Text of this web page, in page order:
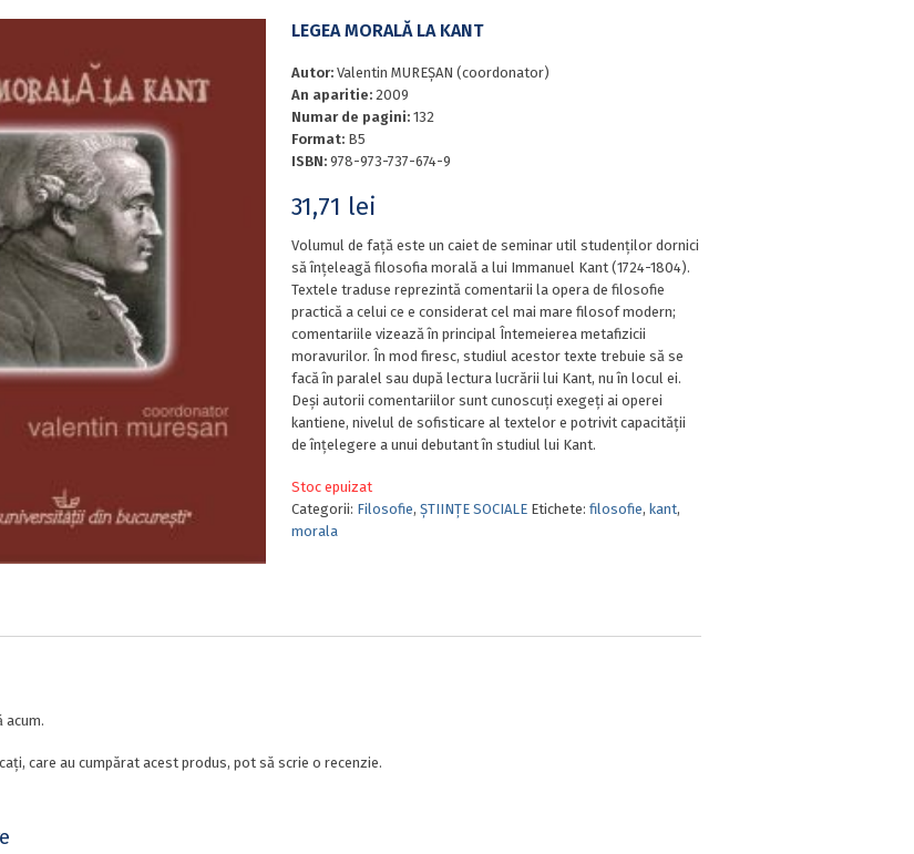
LEGEA MORALĂ LA KANT
Autor: Valentin MUREȘAN (coordonator)
An aparitie: 2009
Numar de pagini: 132
Format: B5
ISBN: 978-973-737-674-9
31,71 lei
Volumul de față este un caiet de seminar util studenților dornici
să înțeleagă filosofia morală a lui Immanuel Kant (1724-1804).
Textele traduse reprezintă comentarii la opera de filosofie
practică a celui ce e considerat cel mai mare filosof modern;
comentariile vizează în principal Întemeierea metafizicii
moravurilor. În mod firesc, studiul acestor texte trebuie să se
facă în paralel sau după lectura lucrării lui Kant, nu în locul ei.
Deși autorii comentariilor sunt cunoscuți exegeți ai operei
kantiene, nivelul de sofisticare al textelor e potrivit capacității
de înțelegere a unui debutant în studiul lui Kant.
Stoc epuizat
Categorii: Filosofie, ȘTIINȚE SOCIALE Etichete: filosofie, kant,
morala
acum.
care au cumpărat acest produs, pot să scrie o recenzie.